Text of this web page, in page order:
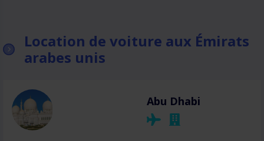
Location de voiture aux Émirats
arabes unis
Abu Dhabi